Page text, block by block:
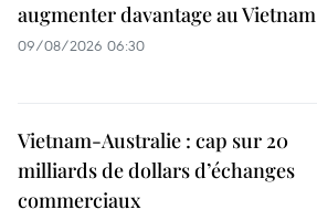
augmenter davantage au Vietnam
09/08/2026 06:30
Vietnam-Australie : cap sur 20
milliards de dollars d’échanges
commerciaux